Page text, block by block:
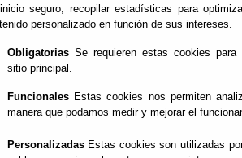
seguro, recopilar estadísticas para
personalizado en función de sus intereses.
ObligatoriasSe requieren estas cookies para
sitio principal.
FuncionalesEstas cookies nos permiten
manera que podamos medir y mejorar el
PersonalizadasEstas cookies son utilizadas
Menú RPC
ver